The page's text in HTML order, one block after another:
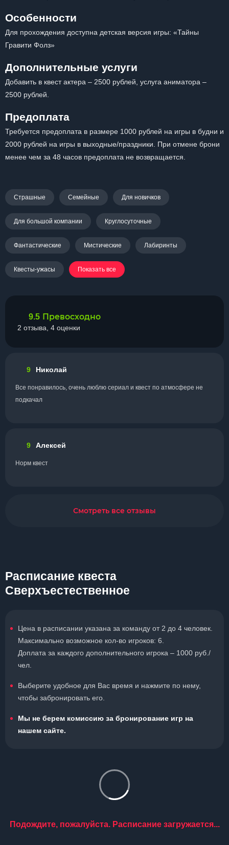
Особенности
Для прохождения доступна детская версия игры: «Тайны
Гравити Фолз»
Дополнительные услуги
Добавить в квест актера – 2500 рублей, услуга аниматора –
2500 рублей.
Предоплата
Требуется предоплата в размере 1000 рублей на игры в будни и
2000 рублей на игры в выходные/праздники. При отмене брони
менее чем за 48 часов предоплата не возвращается.
Страшные Семейные Для новичков
Для большой компании Круглосуточные
Фантастические Мистические Лабиринты
Квесты-ужасы Показать все
9.5 Превосходно
2 отзыва, 4 оценки
9 Николай
Все понравилось, очень люблю сериал и квест по атмосфере не
подкачал
9 Алексей
Норм квест
Смотреть все отзывы
Расписание квеста
Сверхъестественное
Цена в расписании указана за команду от 2 до 4 человек.
Максимально возможное кол-во игроков: 6.
Доплата за каждого дополнительного игрока – 1000 руб./
чел.
Выберите удобное для Вас время и нажмите по нему,
чтобы забронировать его.
Мы не берем комиссию за бронирование игр на
нашем сайте.
Подождите, пожалуйста. Расписание загружается...